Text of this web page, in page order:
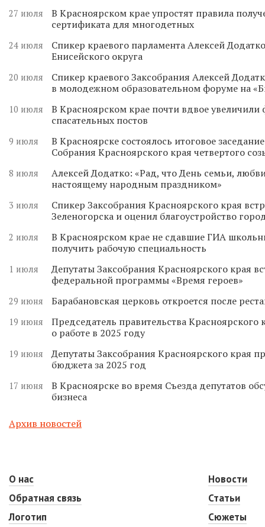
27 июля
В Красноярском крае упростят правила
сертификата для многодетных
24 июля
Спикер краевого парламента Алексей
Енисейского округа
20 июля
Спикер краевого Заксобрания Алексей
в молодежном образовательном форуме на
10 июля
В Красноярском крае почти вдвое
спасательных постов
9 июля
В Красноярске состоялось итоговое
Собрания Красноярского края четвертого
8 июля
Алексей Додатко: «Рад, что День семьи,
настоящему народным праздником»
3 июля
Спикер Заксобрания Красноярского края
Зеленогорска и оценил благоустройство
2 июля
В Красноярском крае не сдавшие ГИА
получить рабочую специальность
1 июля
Депутаты Заксобрания Красноярского края
федеральной программы «Время героев»
29 июня Барабановская церковь откроется после
19 июня
Председатель правительства Красноярского
о работе в 2025 году
19 июня
Депутаты Заксобрания Красноярского края
бюджета за 2025 год
17 июня
В Красноярске во время Съезда депутатов
бизнеса
Архив новостей
О нас
Обратная связь
Логотип
Новости
Статьи
Сюжеты